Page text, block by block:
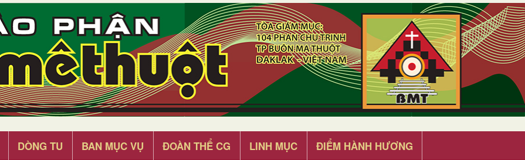
DÒNG TU BAN MỤC VỤ ĐOÀN THỂ CG LINH MỤC ĐIỂM HÀNH HƯƠNG